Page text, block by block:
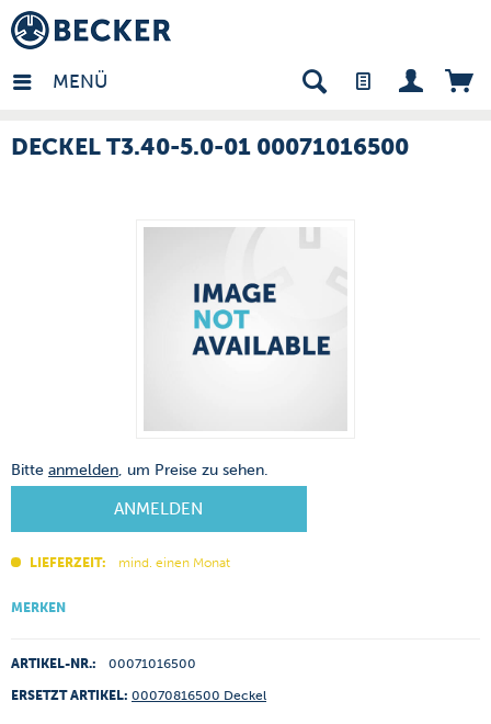
MENÜ
- DE
DECKEL T3.40-5.0-01 00071016500
Bitte anmelden, um Preise zu sehen.
ANMELDEN
LIEFERZEIT: mind. einen Monat
MERKEN
ARTIKEL-NR.: 00071016500
ERSETZT ARTIKEL: 00070816500 Deckel